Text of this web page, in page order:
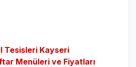
Tesisleri Kayseri
Menüleri ve Fiyatları